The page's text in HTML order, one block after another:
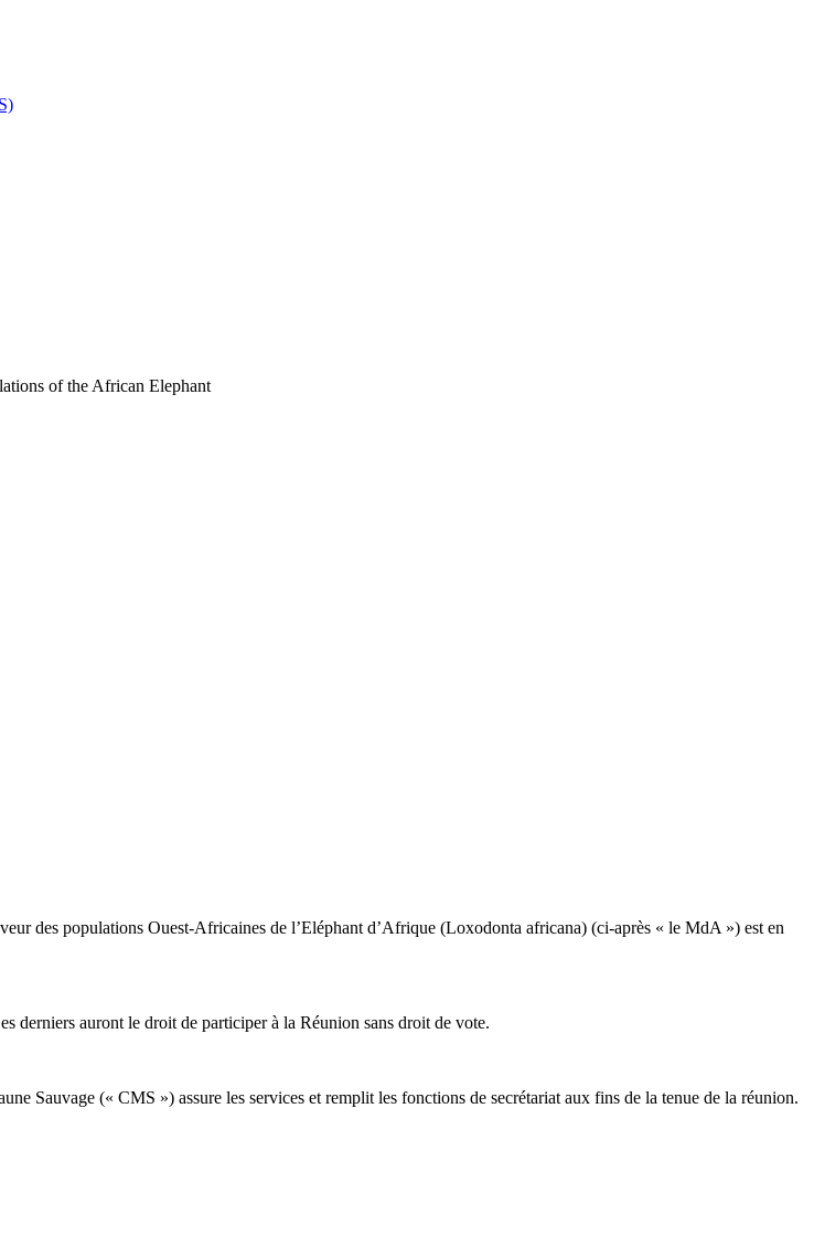
of the African Elephant
des populations Ouest-Africaines de l’Eléphant d’Afrique (Loxodonta africana) (ci-après « le MdA ») est en
derniers auront le droit de participer à la Réunion sans droit de vote.
Sauvage (« CMS ») assure les services et remplit les fonctions de secrétariat aux fins de la tenue de la réunion.